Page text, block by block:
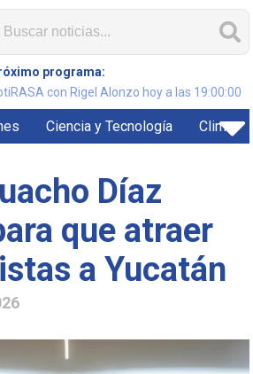
programa:
con Rigel Alonzo hoy a las 19:00:00
Ciencia y Tecnología Clima
Díaz
que atraer
a Yucatán